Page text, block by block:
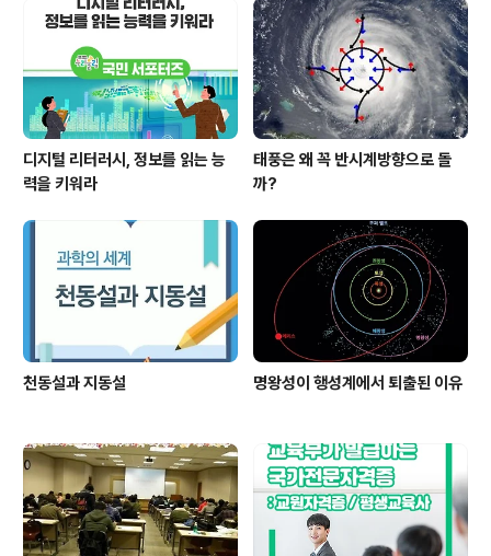
디지털 리터러시, 정보를 읽는 능
력을 키워라
태풍은 왜 꼭 반시계방향으로 돌
까?
천동설과 지동설 명왕성이 행성계에서 퇴출된 이유